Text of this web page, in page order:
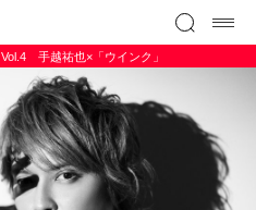
Vol.4 手越祐也×「ウインク」